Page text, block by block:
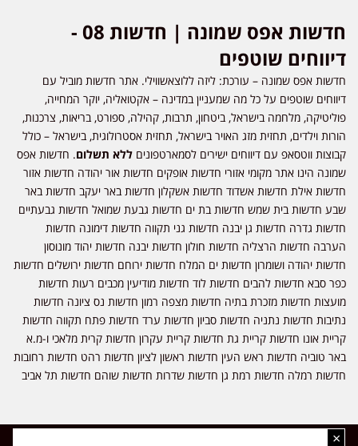
חדשות אפס שמונה | חדשות 08 -
דיווחים שוטפים
חדשות אפס שמונה – עורכת: ליזה ללוצאשווילי. אתר חדשות מוביל עם
דיווחים שוטפים על כל מה שמעניין במדינה – אקטואליה, יוקר המחייה,
פוליטיקה, מלחמה בישראל, ביטחון, תרבות, קהילה, ספורט, בריאות, צרכנות,
הורות וילדים, תחזית מזג האויר בישראל, תחזית אסטרולוגית, בישראל – כולל
קבוצות ווטסאפ עם דיווחים ישירים לסמארטפונים ללא תשלום. חדשות אפס
שמונה הינו אתר מקומי אזורי חדשות אופקים חדשות אור יהודה חדשות אזור
חדשות אילת חדשות אשדוד חדשות אשקלון חדשות באר יעקב חדשות באר
שבע חדשות בית שמש חדשות בת ים חדשות גבעת שמואל חדשות גבעתיים
חדשות גדרה חדשות גן יבנה חדשות גני תקווה חדשות דימונה חדשות
הערבה חדשות הרצליה חדשות חולון חדשות יבנה חדשות יהוד מונוסון
חדשות יהודה ושומרון חדשות ים המלח חדשות ירוחם חדשות ירושלים חדשות
כפר סבא חדשות להבים חדשות לוד חדשות מודיעין מכבים רעות חדשות
מועצות חדשות מזכרת בתיה חדשות מצפה רמון חדשות נס ציונה חדשות
נתיבות חדשות נתניה חדשות סביון חדשות ערד חדשות פתח תקווה חדשות
קריית אונו חדשות קריית גת חדשות קריית עקרון חדשות קרית מלאכי ו-מ.א
באר טוביה חדשות ראש העין חדשות ראשון לציון חדשות רהט חדשות רחובות
חדשות רמלה חדשות רמת גן חדשות שדרות חדשות שוהם חדשות תל אביב
×